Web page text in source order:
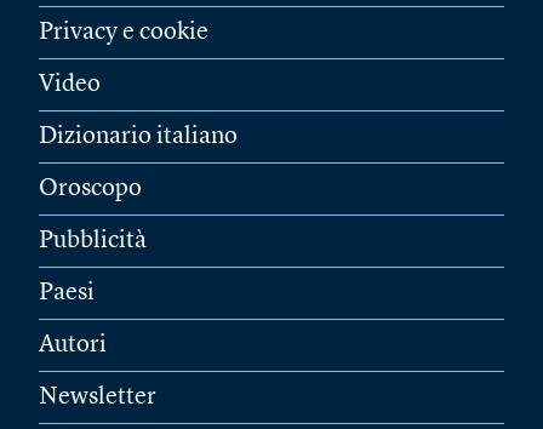
Privacy e cookie
Video
Dizionario italiano
Oroscopo
Pubblicità
Paesi
Autori
Newsletter